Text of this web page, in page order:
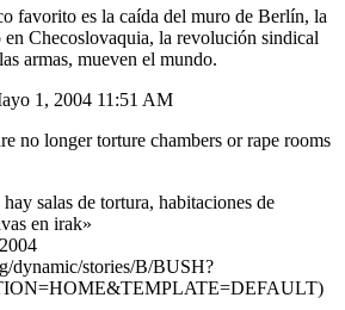
favorito es la caída del muro de Berlín, la
Checoslovaquia, la revolución sindical
armas, mueven el mundo.
1, 2004 11:51 AM
no longer torture chambers or rape rooms
salas de tortura, habitaciones de
en irak»
dynamic/stories/B/BUSH?